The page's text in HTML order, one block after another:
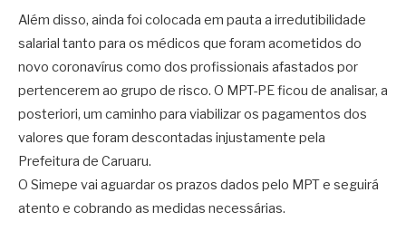
Além disso, ainda foi colocada em pauta a irredutibilidade
salarial tanto para os médicos que foram acometidos do
novo coronavírus como dos profissionais afastados por
pertencerem ao grupo de risco. O MPT-PE ficou de analisar, a
posteriori, um caminho para viabilizar os pagamentos dos
valores que foram descontadas injustamente pela
Prefeitura de Caruaru.
O Simepe vai aguardar os prazos dados pelo MPT e seguirá
atento e cobrando as medidas necessárias.